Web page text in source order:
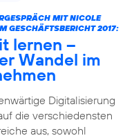
MIT NICOLE
GESCHÄFTSBERICHT 2017:
lernen –
Wandel im
Digitalisierung
die verschiedensten
aus, sowohl